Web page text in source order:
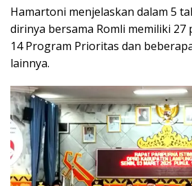
Hamartoni menjelaskan dalam 5
dirinya bersama Romli memiliki
14 Program Prioritas dan
lainnya.